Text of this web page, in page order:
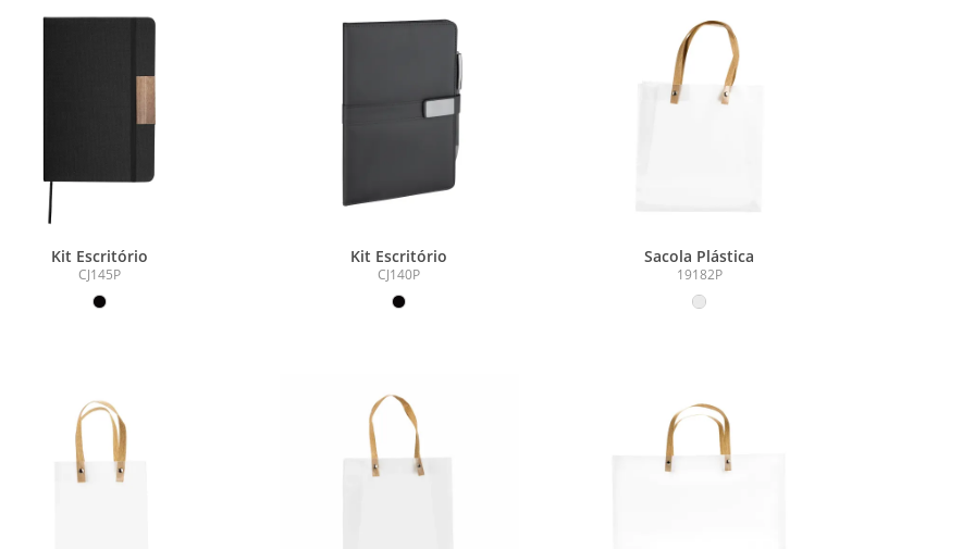
Kit Escritório
CJ145P
Kit Escritório
CJ140P
Sacola Plástica
19182P